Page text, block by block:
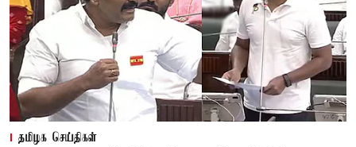
தமிழக செய்திகள்